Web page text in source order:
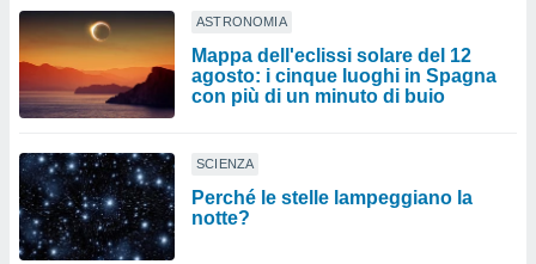
ASTRONOMIA
Mappa dell'eclissi solare del 12
agosto: i cinque luoghi in Spagna
con più di un minuto di buio
SCIENZA
Perché le stelle lampeggiano la
notte?